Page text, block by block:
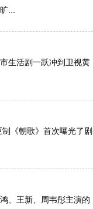
...
生活剧一跃冲到卫视黄
《朝歌》首次曝光了剧
、王新、周韦彤主演的